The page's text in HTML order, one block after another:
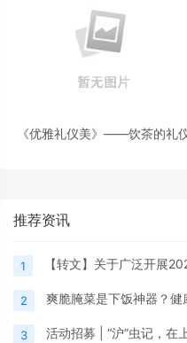
《优雅礼仪美》——饮茶的礼
推荐资讯
1 【转文】关于广泛开展
2 爽脆腌菜是下饭神器？
3 活动招募 | “沪”虫记，在